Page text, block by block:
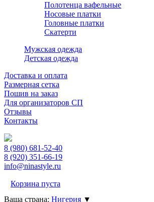
Полотенца вафельные
Носовые платки
Головные платки
Скатерти
Мужская одежда
Детская одежда
Доставка и оплата
Размерная сетка
Пошив на заказ
Для организаторов СП
Отзывы
Контакты
8 (980) 681-52-40
8 (920) 351-66-19
info@ninastyle.ru
Корзина пуста
Ваша страна: Нигерия ▼